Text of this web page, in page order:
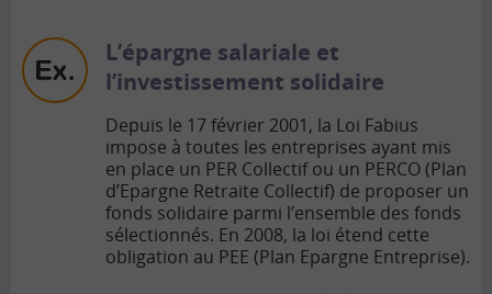
L’épargne salariale et
l’investissement solidaire
Depuis le 17 février 2001, la Loi Fabius
impose à toutes les entreprises ayant mis
en place un PER Collectif ou un PERCO (Plan
d’Epargne Retraite Collectif) de proposer un
fonds solidaire parmi l’ensemble des fonds
sélectionnés. En 2008, la loi étend cette
obligation au PEE (Plan Epargne Entreprise).